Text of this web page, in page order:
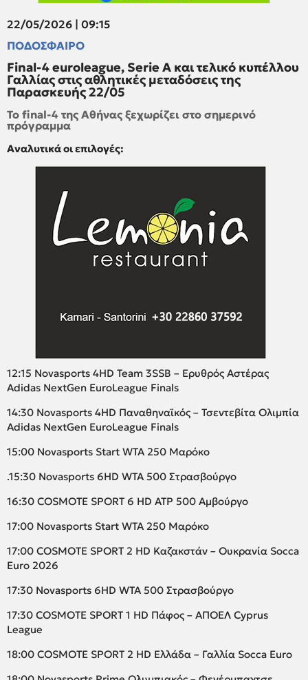
22/05/2026 | 09:15
ΠΟΔΟΣΦΑΙΡΟ
Final-4 euroleague, Serie A και τελικό κυπέλλου
Γαλλίας στις αθλητικές μεταδόσεις της
Παρασκευής 22/05
Το final-4 της Αθήνας ξεχωρίζει στο σημερινό
πρόγραμμα
Αναλυτικά οι επιλογές:
12:15 Novasports 4HD Team 3SSB – Ερυθρός Αστέρας
Adidas NextGen EuroLeague Finals
14:30 Novasports 4HD Παναθηναϊκός – Τσεντεβίτα Ολιμπία
Adidas NextGen EuroLeague Finals
15:00 Novasports Start WTA 250 Μαρόκο
.15:30 Novasports 6HD WTA 500 Στρασβούργο
16:30 COSMOTE SPORT 6 HD ATP 500 Αμβούργο
17:00 Novasports Start WTA 250 Μαρόκο
17:00 COSMOTE SPORT 2 HD Καζακστάν – Ουκρανία Socca
Euro 2026
17:30 Novasports 6HD WTA 500 Στρασβούργο
17:30 COSMOTE SPORT 1 HD Πάφος – ΑΠΟΕΛ Cyprus
League
18:00 COSMOTE SPORT 2 HD Ελλάδα – Γαλλία Socca Euro